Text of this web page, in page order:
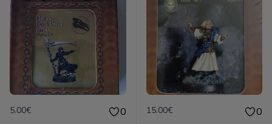
5.00€ 0 15.00€ 0